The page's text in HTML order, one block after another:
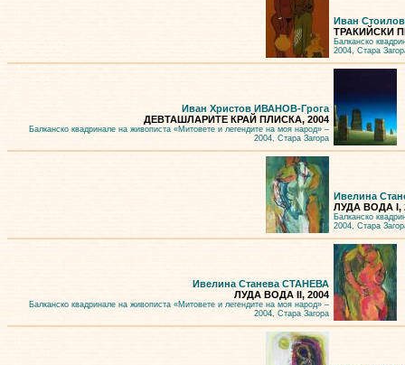
Иван
ТРАКИЙСКИ
Балканско
2004, Стара
Иван Христов ИВАНОВ-Грога
ДЕВТАШЛАРИТЕ КРАЙ ПЛИСКА, 2004
Балканско квадринале на живописта «Митовете и легендите на моя народ» –
2004, Стара Загора
Ивелина
ЛУДА ВОДА I,
Балканско
2004, Стара
Ивелина Станева СТАНЕВА
ЛУДА ВОДА II, 2004
Балканско квадринале на живописта «Митовете и легендите на моя народ» –
2004, Стара Загора